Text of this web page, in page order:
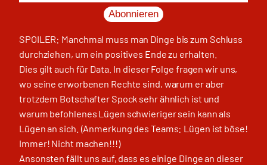
Abonnieren
SPOILER: Manchmal muss man Dinge bis zum Schluss
durchziehen, um ein positives Ende zu erhalten.
Dies gilt auch für Data. In dieser Folge fragen wir uns,
wo seine erworbenen Rechte sind, warum er aber
trotzdem Botschafter Spock sehr ähnlich ist und
warum befohlenes Lügen schwieriger sein kann als
Lügen an sich. (Anmerkung des Teams: Lügen ist böse!
Immer! Nicht machen!!!)
Ansonsten fällt uns auf, dass es einige Dinge an dieser